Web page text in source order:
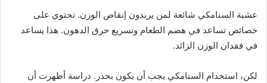
عشبة السنامكي شائعة لمن يريدون إنقاص الوزن. تحتوي على
خصائص تساعد في هضم الطعام وتسريع حرق الدهون. هذا يساعد
في فقدان الوزن الزائد.
لكن، استخدام السنامكي يجب أن يكون بحذر. دراسة أظهرت أن